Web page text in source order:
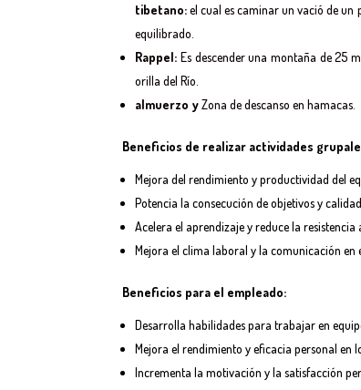
tibetano:el cual es caminar un vació de
equilibrado.
Rappel: Es descender una montaña de 25
orilla del Río.
almuerzo yZona de descanso en hamacas.
Beneficios de realizar actividades
Mejora del rendimiento y productividad del
Potencia la consecución de objetivos y
Acelera el aprendizaje y reduce la resistencia
Mejora el clima laboral y la comunicación en
Beneficios para el empleado:
Desarrolla habilidades para trabajar en
Mejora el rendimiento y eficacia personal en
Incrementa la motivación y la satisfacción